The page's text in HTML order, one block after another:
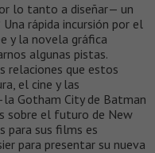
lo tanto a diseñar— un
rápida incursión por el
y la novela gráfica
algunas pistas.
relaciones que estos
el cine y las
Gotham City de Batman
sobre el futuro de New
para sus films es
para presentar su nueva